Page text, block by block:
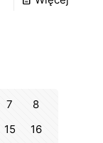
7
8
15
16